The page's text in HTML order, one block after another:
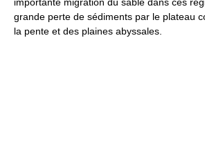
grande perte de sédiments par le plateau
la pente et des plaines abyssales.